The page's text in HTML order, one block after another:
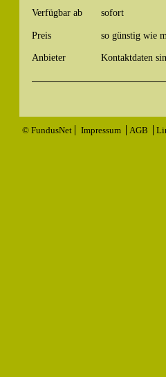
Verfügbar ab
sofort
Preis so günstig wie
Anbieter Kontaktdaten
© FundusNet Impressum AGB